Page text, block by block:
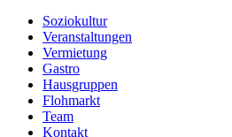
Soziokultur
Veranstaltungen
Vermietung
Gastro
Hausgruppen
Flohmarkt
Team
Kontakt